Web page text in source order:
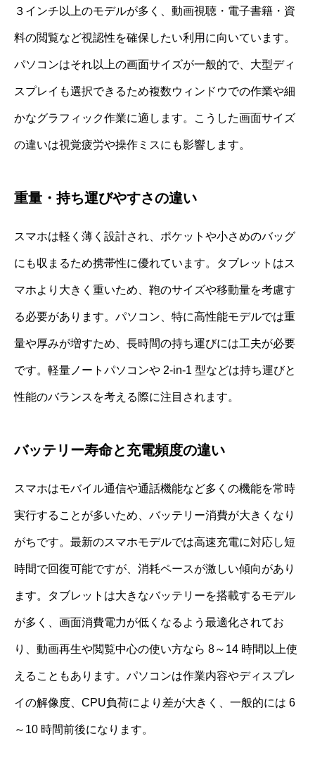
３インチ以上のモデルが多く、動画視聴・電子書籍・資
料の閲覧など視認性を確保したい利用に向いています。
パソコンはそれ以上の画面サイズが一般的で、大型ディ
スプレイも選択できるため複数ウィンドウでの作業や細
かなグラフィック作業に適します。こうした画面サイズ
の違いは視覚疲労や操作ミスにも影響します。
重量・持ち運びやすさの違い
スマホは軽く薄く設計され、ポケットや小さめのバッグ
にも収まるため携帯性に優れています。タブレットはス
マホより大きく重いため、鞄のサイズや移動量を考慮す
る必要があります。パソコン、特に高性能モデルでは重
量や厚みが増すため、長時間の持ち運びには工夫が必要
です。軽量ノートパソコンや 2-in-1 型などは持ち運びと
性能のバランスを考える際に注目されます。
バッテリー寿命と充電頻度の違い
スマホはモバイル通信や通話機能など多くの機能を常時
実行することが多いため、バッテリー消費が大きくなり
がちです。最新のスマホモデルでは高速充電に対応し短
時間で回復可能ですが、消耗ペースが激しい傾向があり
ます。タブレットは大きなバッテリーを搭載するモデル
が多く、画面消費電力が低くなるよう最適化されてお
り、動画再生や閲覧中心の使い方なら 8～14 時間以上使
えることもあります。パソコンは作業内容やディスプレ
イの解像度、CPU負荷により差が大きく、一般的には 6
～10 時間前後になります。